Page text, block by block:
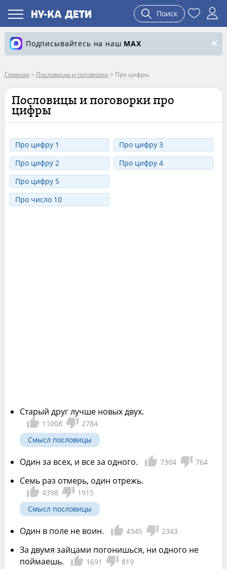
Поиск
Подписывайтесь на наш MAX
Главная > Пословицы и поговорки > Про цифры
Пословицы и поговорки про
цифры
Про цифру 1
Про цифру 2
Про цифру 3
Про цифру 4
Про цифру 5
Про число 10
Старый друг лучше новых двух.
11008
2784
Смысл пословицы
Один за всех, и все за одного. 7304 764
Семь раз отмерь, один отрежь.
4398
1915
Смысл пословицы
Один в поле не воин. 4345 2343
За двумя зайцами погонишься, ни одного не
поймаешь.
1691
819